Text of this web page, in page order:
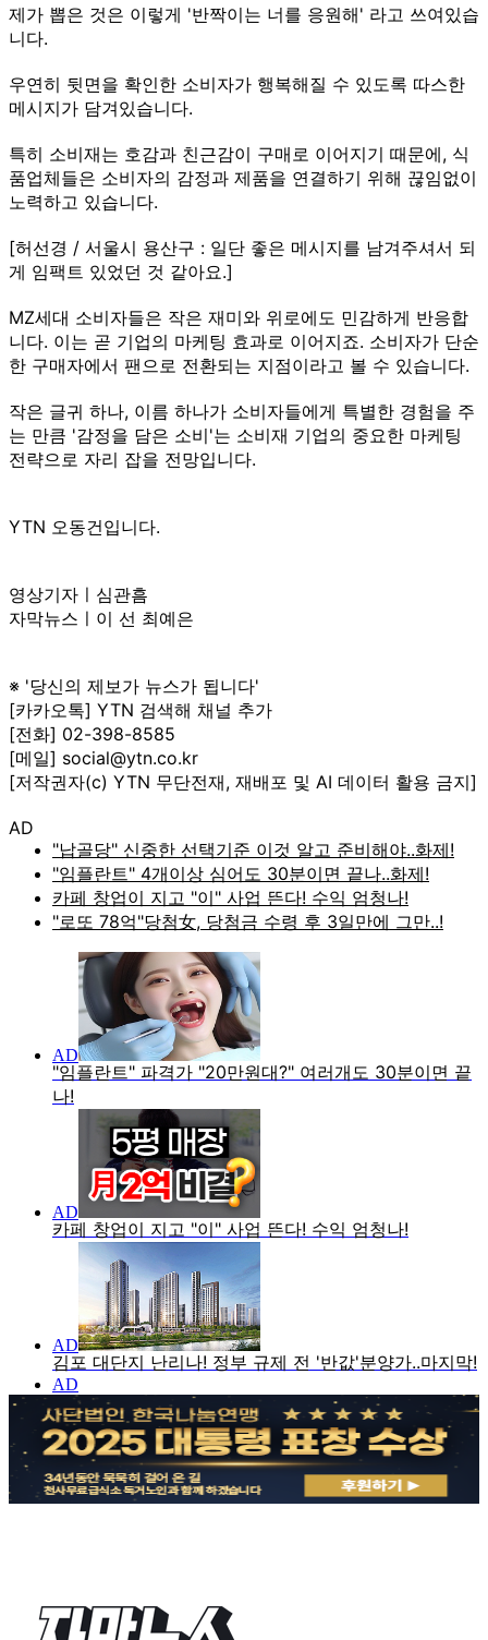
제가 뽑은 것은 이렇게 '반짝이는 너를 응원해' 라고 쓰여있습
니다.
우연히 뒷면을 확인한 소비자가 행복해질 수 있도록 따스한
메시지가 담겨있습니다.
특히 소비재는 호감과 친근감이 구매로 이어지기 때문에, 식
품업체들은 소비자의 감정과 제품을 연결하기 위해 끊임없이
노력하고 있습니다.
[허선경 / 서울시 용산구 : 일단 좋은 메시지를 남겨주셔서 되
게 임팩트 있었던 것 같아요.]
MZ세대 소비자들은 작은 재미와 위로에도 민감하게 반응합
니다. 이는 곧 기업의 마케팅 효과로 이어지죠. 소비자가 단순
한 구매자에서 팬으로 전환되는 지점이라고 볼 수 있습니다.
작은 글귀 하나, 이름 하나가 소비자들에게 특별한 경험을 주
는 만큼 '감정을 담은 소비'는 소비재 기업의 중요한 마케팅
전략으로 자리 잡을 전망입니다.
YTN 오동건입니다.
영상기자ㅣ심관흠
자막뉴스ㅣ이 선 최예은
※ '당신의 제보가 뉴스가 됩니다'
[카카오톡] YTN 검색해 채널 추가
[전화] 02-398-8585
[메일] social@ytn.co.kr
[저작권자(c) YTN 무단전재, 재배포 및 AI 데이터 활용 금지]
AD